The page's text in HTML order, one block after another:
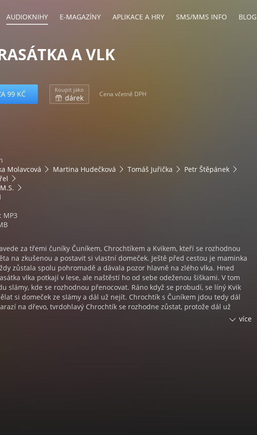
AUDIOKNIHY E-MAGAZÍNY APLIKACE A HRY SMS/MMS INFO BLOG
A VLK
99 KČ Koupit jako
dárek Cena včetně DPH
Molavcová Martina Hudečková Tomáš Juřička
Petr Štěpánek
MP3
za třemi čuníky Čuníkem, Chrochtíkem a Kvikem, kteří se rozhodnou
na zkušenou a postavit si vlastní domeček. Ještě před cestou je maminka
zůstala spolu pohromadě a dávala pozor hlavně na zlého vlka. Hned
vlka potkají v lese, ale naštěstí ho od sebe odeženou šiškami. V tom
slámy, kde se rozhodnou přenocovat. Ráno když se probudí, se líný Kvik
si domeček ze slámy a dál už nejít. Chrochtík s Čuníkem jdou tedy dál
na dřevo, tvrdohlavý Chrochtík se rozhodne zůstat, protože dál už
si tedy domek tady. Čuník nesouhlasí a jde tedy do světa dál sám, až více